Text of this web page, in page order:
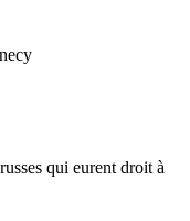
qui eurent droit à